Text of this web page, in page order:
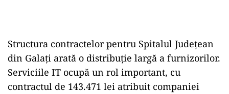
Structura contractelor pentru Spitalul Județean
din Galați arată o distribuție largă a furnizorilor.
Serviciile IT ocupă un rol important, cu
contractul de 143.471 lei atribuit companiei